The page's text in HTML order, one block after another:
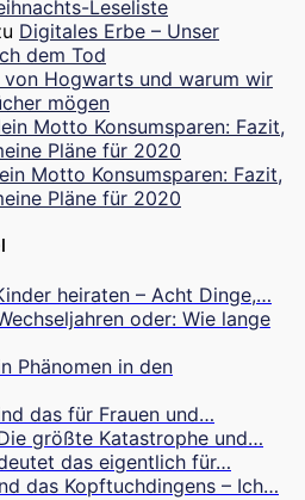
Leseliste
Digitales Erbe – Unser
dem Tod
von Hogwarts und warum wir
mögen
Motto Konsumsparen: Fazit,
Pläne für 2020
Motto Konsumsparen: Fazit,
Pläne für 2020
heiraten – Acht Dinge,…
oder: Wie lange
Phänomen in den
das für Frauen und…
größte Katastrophe und…
das eigentlich für…
das Kopftuchdingens – Ich…